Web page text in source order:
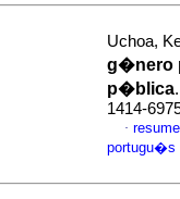
Uchoa,
g�nero
p�blica
1414-
·
portugu�s